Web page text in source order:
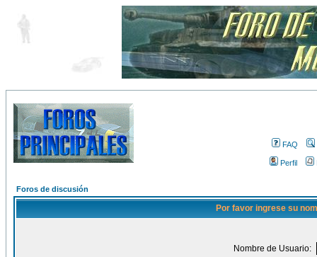
FAQ
Perfil
Foros de discusión
Por favor ingrese su
Nombre de Usuario: